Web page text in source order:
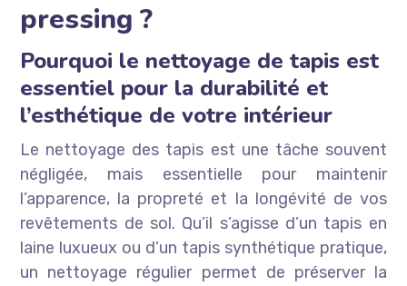
pressing ?
Pourquoi le nettoyage de tapis est
essentiel pour la durabilité et
l’esthétique de votre intérieur
Le nettoyage des tapis est une tâche souvent
négligée, mais essentielle pour maintenir
l’apparence, la propreté et la longévité de vos
revêtements de sol. Qu’il s’agisse d’un tapis en
laine luxueux ou d’un tapis synthétique pratique,
un nettoyage régulier permet de préserver la